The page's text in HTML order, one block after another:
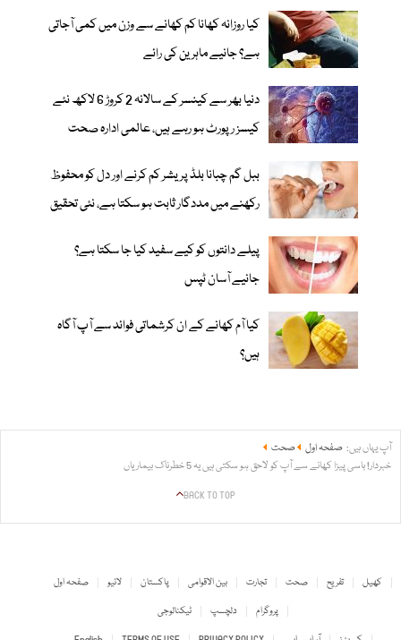
کیا روزانہ کھانا کم کھانے سے وزن میں کمی آجاتی
ہے؟ جانیے ماہرین کی رائے
دنیا بھر سے کینسر کے سالانہ 2 کروڑ 6 لاکھ نئے
کیسز رپورٹ ہو رہے ہیں، عالمی ادارہ صحت
ببل گم چبانا بلڈ پریشر کم کرنے اور دل کو محفوظ
رکھنے میں مددگار ثابت ہو سکتا ہے، نئی تحقیق
پیلے دانتوں کو کیے سفید کیا جا سکتا ہے؟
جانیے آسان ٹپس
کیا آم کھانے کے ان کرشماتی فوائد سے آپ آگاہ
ہیں؟
آپ یہاں ہیں: صفحہ اول
صحت
خبردار! باسی پیزا کھانے سے آپ کو لاحق ہو سکتی ہیں یہ 5 خطرناک بیماریاں
BACK TO TOP
صفحہ اول لائیو پاکستان بین الاقوامی تجارت صحت تفریح
کھیل
ٹیکنالوجی
دلچسپ
پروگرام